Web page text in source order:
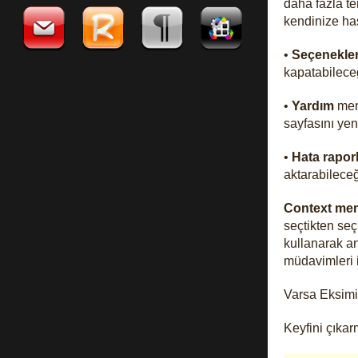
daha fazla
kendinize
•
• Yardım
sayfasını
• Hata
Context
seçtikten
kullanarak
müdavimleri
Varsa
Keyfini